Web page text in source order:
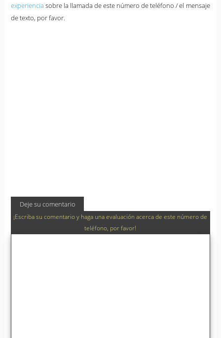
experiencia sobre la llamada de este número de teléfono / el mensaje
de texto, por favor.
Deje su comentario
¡Escriba su comentario y haga una evaluación acerca de este número de
teléfono, por favor!